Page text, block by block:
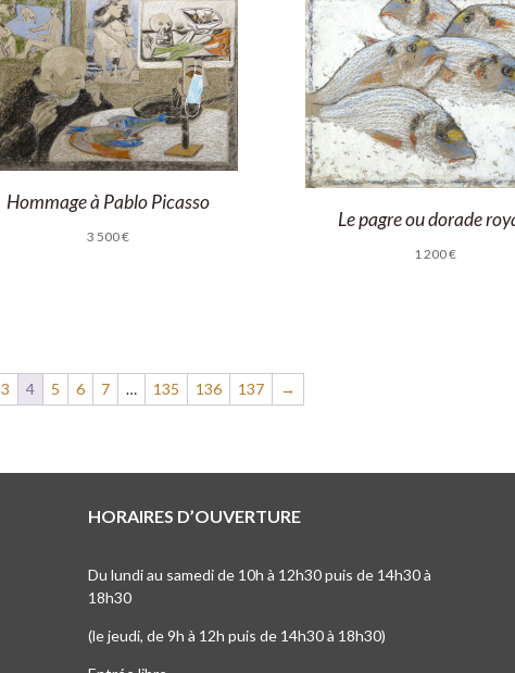
Hommage à Pablo Picasso
3 500€
Le pagre ou dorade
1 200€
3 4 5 6 7 … 135 136 137 →
HORAIRES D’OUVERTURE
Du lundi au samedi de 10h à 12h30 puis de 14h30 à
18h30
(le jeudi, de 9h à 12h puis de 14h30 à 18h30)